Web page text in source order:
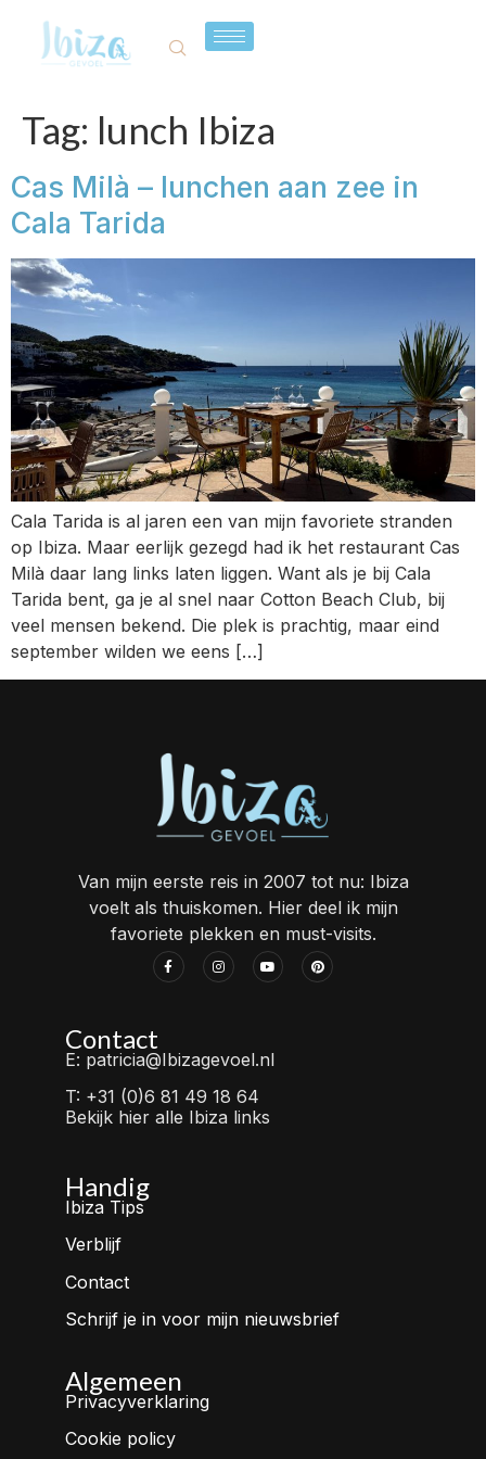
Tag: lunch Ibiza
Cas Milà – lunchen aan zee in
Cala Tarida
Cala Tarida is al jaren een van mijn favoriete stranden
op Ibiza. Maar eerlijk gezegd had ik het restaurant Cas
Milà daar lang links laten liggen. Want als je bij Cala
Tarida bent, ga je al snel naar Cotton Beach Club, bij
veel mensen bekend. Die plek is prachtig, maar eind
september wilden we eens […]
Van mijn eerste reis in 2007 tot nu: Ibiza
voelt als thuiskomen. Hier deel ik mijn
favoriete plekken en must-visits.
Contact
E: patricia@Ibizagevoel.nl
T: +31 (0)6 81 49 18 64
Bekijk hier alle Ibiza links
Handig
Ibiza Tips
Verblijf
Contact
Schrijf je in voor mijn nieuwsbrief
Algemeen
Privacyverklaring
Cookie policy